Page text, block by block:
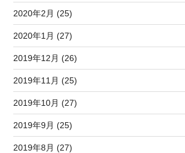
2020年2月 (25)
2020年1月 (27)
2019年12月 (26)
2019年11月 (25)
2019年10月 (27)
2019年9月 (25)
2019年8月 (27)